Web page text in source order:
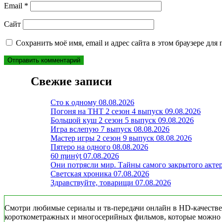
Email *
Сайт
Сохранить моё имя, email и адрес сайта в этом браузере
Свежие записи
Сто к одному 08.08.2026
Погоня на ТНТ 2 сезон 4 выпуск 09.08.2026
Большой куш 2 сезон 5 выпуск 09.08.2026
Игра вслепую 7 выпуск 08.08.2026
Мастер игры 2 сезон 9 выпуск 08.08.2026
Пятеро на одного 08.08.2026
60 ṃинẏƫ 07.08.2026
Они потрясли мир. Тайны самого закрытого
Светская хроника 07.08.2026
Здравствуйте, товарищи 07.08.2026
Смотри любимые сериалы и тв-передачи онлайн в HD-
короткометражных и многосерийных фильмов, которые можно